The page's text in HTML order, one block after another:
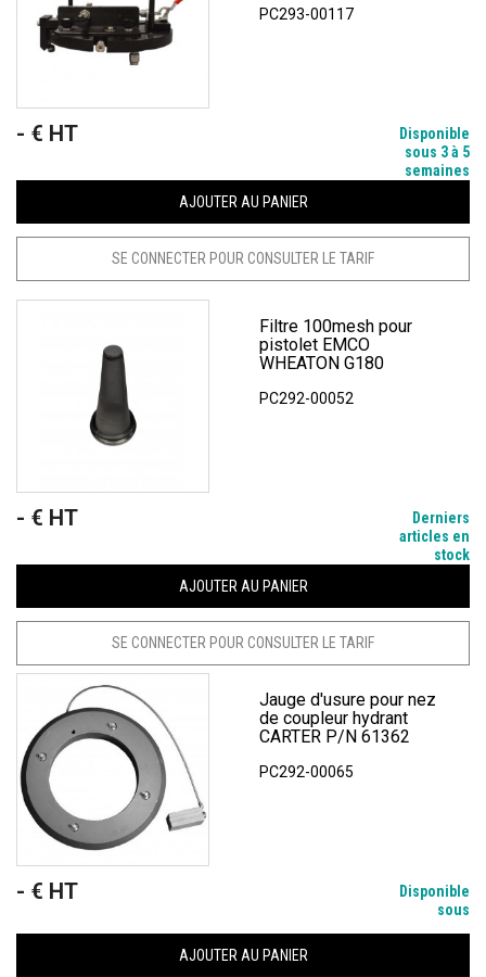
PC293-00117
Prix
- € HT
Disponible
sous 3 à 5
semaines
AJOUTER AU PANIER
SE CONNECTER POUR CONSULTER LE TARIF
Filtre 100mesh pour
pistolet EMCO
WHEATON G180
PC292-00052
Prix
- € HT
Derniers
articles en
stock
AJOUTER AU PANIER
SE CONNECTER POUR CONSULTER LE TARIF
Jauge d'usure pour nez
de coupleur hydrant
CARTER P/N 61362
PC292-00065
Prix
- € HT
Disponible
sous
AJOUTER AU PANIER